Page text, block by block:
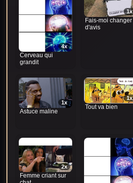
4x
Cerveau qui
grandit
1x
Fais-moi changer
d'avis
1x
Astuce maline
1x
Tout va bien
2x
Femme criant sur